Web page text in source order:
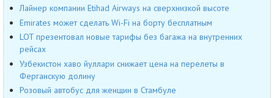
Лайнер компании Etihad Airways на сверхнизкой высоте
Emirates может сделать Wi-Fi на борту бесплатным
LOT презентовал новые тарифы без багажа на внутренних
рейсах
Узбекистон хаво йуллари снижает цена на перелеты в
Ферганскую долину
Розовый автобус для женщин в Стамбуле